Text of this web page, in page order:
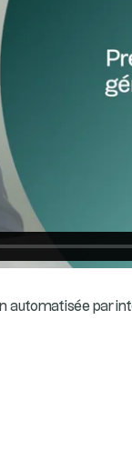
automatisée par